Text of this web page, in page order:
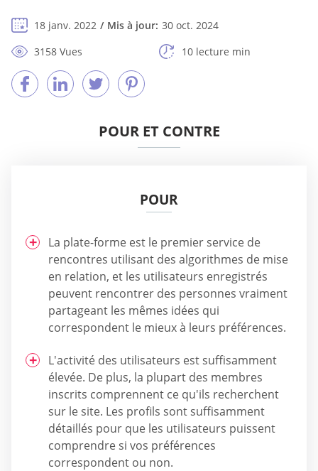
18 janv. 2022 Mis à jour: 30 oct. 2024
3158 Vues
10 lecture min
POUR ET CONTRE
POUR
La plate-forme est le premier service de
rencontres utilisant des algorithmes de mise
en relation, et les utilisateurs enregistrés
peuvent rencontrer des personnes vraiment
partageant les mêmes idées qui
correspondent le mieux à leurs préférences.
L'activité des utilisateurs est suffisamment
élevée. De plus, la plupart des membres
inscrits comprennent ce qu'ils recherchent
sur le site. Les profils sont suffisamment
détaillés pour que les utilisateurs puissent
comprendre si vos préférences
correspondent ou non.